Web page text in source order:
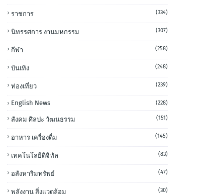
ราชการ (334)
นิทรรศการ งานมหกรรม (307)
กีฬา (258)
บันเทิง (248)
ท่องเที่ยว (239)
English News (228)
สังคม ศิลปะ วัฒนธรรม (151)
อาหาร เครื่องดื่ม (145)
เทคโนโลยีดิจิทัล (83)
อสังหาริมทรัพย์ (47)
พลังงาน สิ่งแวดล้อม (30)